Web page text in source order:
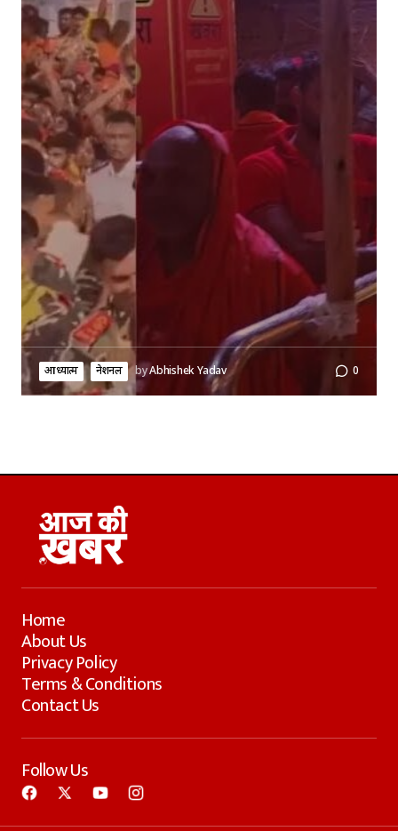
आध्यात्म नेशनल byAbhishek Yadav 0
Home
About Us
Privacy Policy
Terms & Conditions
Contact Us
Follow Us